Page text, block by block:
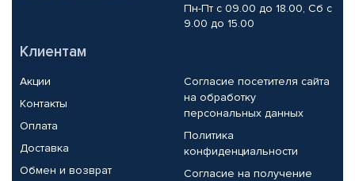
Пн-Пт с 09.00 до 18.00, Сб с
9.00 до 15.00
Клиентам
Акции
Контакты
Оплата
Доставка
Обмен и возврат
Согласие посетителя сайта
на обработку
персональных данных
Политика
конфиденциальности
Согласие на получение